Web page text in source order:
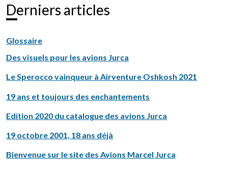
Derniers articles
Glossaire
Des visuels pour les avions Jurca
Le Sperocco vainqueur à Airventure Oshkosh 2021
19 ans et toujours des enchantements
Edition 2020 du catalogue des avions Jurca
19 octobre 2001, 18 ans déjà
Bienvenue sur le site des Avions Marcel Jurca